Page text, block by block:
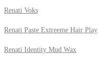
Renati Voks
Renati Paste Extreeme Hair Play
Renati Identity Mud Wax